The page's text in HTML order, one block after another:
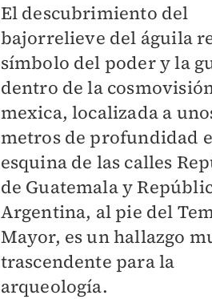
El descubrimiento del
bajorrelieve del águila
símbolo del poder y la
dentro de la
mexica, localizada a
metros de profundidad
esquina de las calles
de Guatemala y
Argentina, al pie del
Mayor, es un hallazgo
trascendente para la
arqueología.